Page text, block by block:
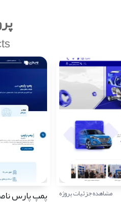
مشاهده جزئیات پروژه پمپ پارس